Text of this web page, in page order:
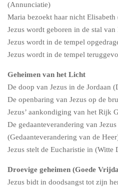
(Annunciatie)
Maria bezoekt haar nicht
Jezus wordt geboren in de stal
Jezus wordt in de tempel
Jezus wordt in de tempel
Geheimen van het Licht
De doop van Jezus in de Jordaan
De openbaring van Jezus op de
Jezus’ aankondiging van het Rijk
De gedaanteverandering van
(Gedaanteverandering van de
Jezus stelt de Eucharistie in (Witte
Droevige geheimen (Goede
Jezus bidt in doodsangst tot zijn